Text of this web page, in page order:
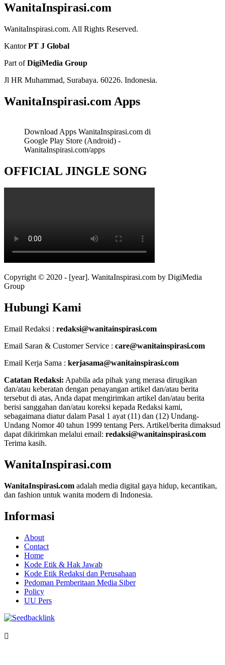
WanitaInspirasi.com
WanitaInspirasi.com. All Rights Reserved.
KantorPT J Global
Part ofDigiMedia Group
Jl HR Muhammad, Surabaya. 60226. Indonesia.
WanitaInspirasi.com Apps
Download Apps WanitaInspirasi.com di
Google Play Store (Android) -
WanitaInspirasi.com/apps
OFFICIAL JINGLE SONG
Copyright © 2020 - [year]. WanitaInspirasi.com by DigiMedia
Group
Hubungi Kami
Email Redaksi : redaksi@wanitainspirasi.com
Email Saran & Customer Service : care@wanitainspirasi.com
Email Kerja Sama : kerjasama@wanitainspirasi.com
Catatan Redaksi: Apabila ada pihak yang merasa dirugikan
dan/atau keberatan dengan penayangan artikel dan/atau berita
tersebut di atas, Anda dapat mengirimkan artikel dan/atau berita
berisi sanggahan dan/atau koreksi kepada Redaksi kami,
sebagaimana diatur dalam Pasal 1 ayat (11) dan (12) Undang-
Undang Nomor 40 tahun 1999 tentang Pers. Artikel/berita dimaksud
dapat dikirimkan melalui email: redaksi@wanitainspirasi.com
Terima kasih.
WanitaInspirasi.com
WanitaInspirasi.com adalah media digital gaya hidup, kecantikan,
dan fashion untuk wanita modern di Indonesia.
Informasi
About
Contact
Home
Kode Etik & Hak Jawab
Kode Etik Redaksi dan Perusahaan
Pedoman Pemberitaan Media Siber
Policy
UU Pers